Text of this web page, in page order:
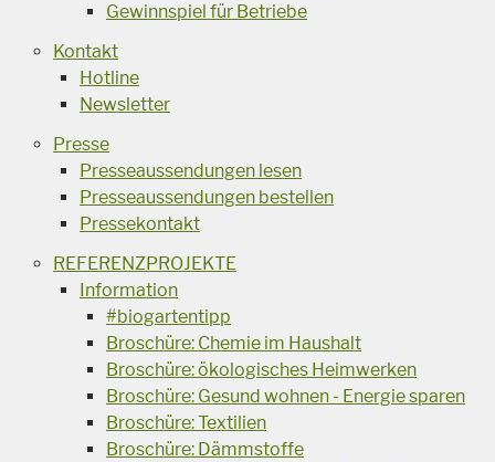
Gewinnspiel für Betriebe
Kontakt
Hotline
Newsletter
Presse
Presseaussendungen lesen
Presseaussendungen bestellen
Pressekontakt
REFERENZPROJEKTE
Information
#biogartentipp
Broschüre: Chemie im Haushalt
Broschüre: ökologisches Heimwerken
Broschüre: Gesund wohnen - Energie sparen
Broschüre: Textilien
Broschüre: Dämmstoffe